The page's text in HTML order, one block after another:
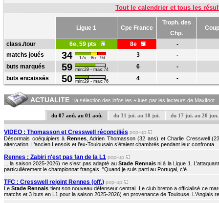
Tout le calendrier et tous les
Ligue 1 Cpe France
Troph. des
Chp.
class./tour 6e, 59 pts 8e
-
matchs joués
34 17v - 8n - 9d 3
-
buts marqués
59 min:29 - max:74 6
-
buts encaissés
50 min:29 - max:76 4 -
ACTUALITE : la sélection des infos les + lues par les lecteurs de Maxifoot
du 07 aoû. au 01 aoû. du 31 jui. au 18 jui. du 17 jui. au 20 jun.
VIDEO : Thomasson et Cresswell réconciliés pop-up
Désormais coéquipiers à Rennes, Adrien Thomasson (32 ans) et Charlie Cresswell
altercation. L’ancien Lensois et l’ex-Toulousain s’étaient chambrés pendant leur confronta
Rennes : Zabiri n'est pas fan de la L1 pop-up
... la saison 2025-2026) ne s’est pas adapté auStade Rennaisni à la Ligue 1.
particulièrement le championnat français. "Quand je suis parti au Portugal, c'é ...
TFC : Cresswell rejoint Rennes (off.) pop-up
LeStade Rennais tient son nouveau défenseur central. Le club breton a officialisé ce
matchs et 3 buts en L1 pour la saison 2025-2026) en provenance de Toulouse. L'Anglais